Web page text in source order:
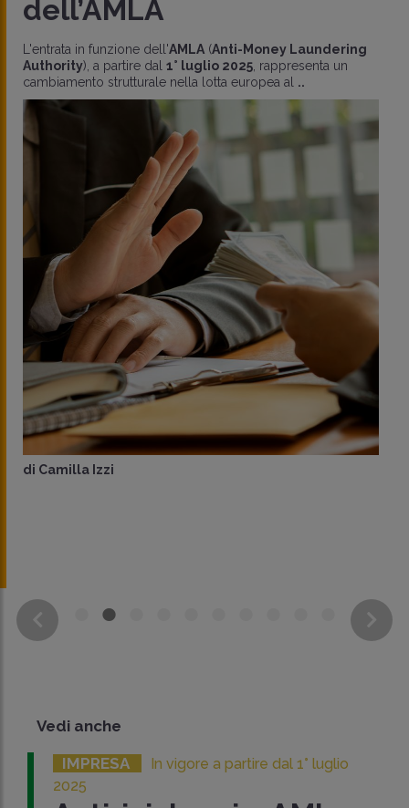
dell’AMLA
L'entrata in funzione dell'AMLA (Anti-Money Laundering
Authority), a partire dal 1° luglio 2025, rappresenta un
cambiamento strutturale nella lotta europea al ..
di Camilla Izzi
Vedi anche
IMPRESA
In vigore a partire dal 1° luglio
2025